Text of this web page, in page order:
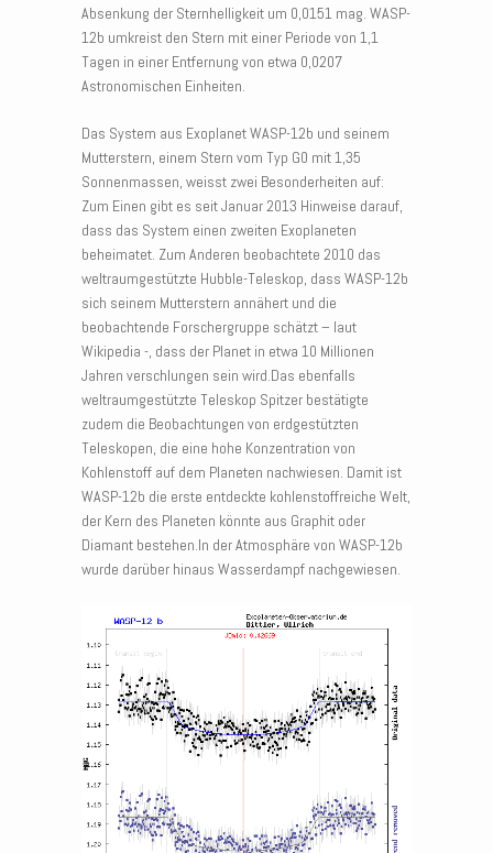
Absenkung der Sternhelligkeit um 0,0151 mag. WASP-
12b umkreist den Stern mit einer Periode von 1,1
Tagen in einer Entfernung von etwa 0,0207
Astronomischen Einheiten.
Das System aus Exoplanet WASP-12b und seinem
Mutterstern, einem Stern vom Typ G0 mit 1,35
Sonnenmassen, weisst zwei Besonderheiten auf:
Zum Einen gibt es seit Januar 2013 Hinweise darauf,
dass das System einen zweiten Exoplaneten
beheimatet. Zum Anderen beobachtete 2010 das
weltraumgestützte Hubble-Teleskop, dass WASP-12b
sich seinem Mutterstern annähert und die
beobachtende Forschergruppe schätzt – laut
Wikipedia -, dass der Planet in etwa 10 Millionen
Jahren verschlungen sein wird.Das ebenfalls
weltraumgestützte Teleskop Spitzer bestätigte
zudem die Beobachtungen von erdgestützten
Teleskopen, die eine hohe Konzentration von
Kohlenstoff auf dem Planeten nachwiesen. Damit ist
WASP-12b die erste entdeckte kohlenstoffreiche Welt,
der Kern des Planeten könnte aus Graphit oder
Diamant bestehen.In der Atmosphäre von WASP-12b
wurde darüber hinaus Wasserdampf nachgewiesen.